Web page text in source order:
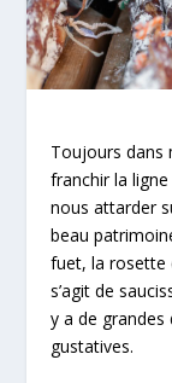
Toujours dans
franchir la
nous attarder
beau
fuet, la rosette
s’agit de
y a de grandes
gustatives.